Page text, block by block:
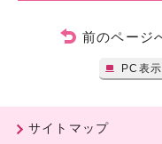
前のページ
PC表示
サイトマップ